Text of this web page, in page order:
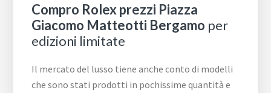
Compro Rolex prezzi Piazza
Giacomo Matteotti Bergamo per
edizioni limitate
Il mercato del lusso tiene anche conto di modelli
che sono stati prodotti in pochissime quantità e